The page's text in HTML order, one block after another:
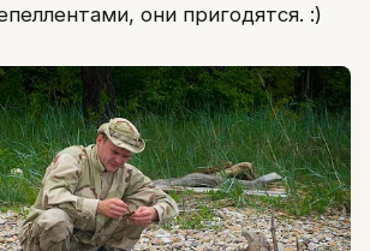
они пригодятся. :)